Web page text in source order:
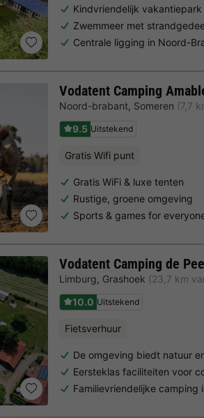
Kindvriendelijk
Zwemmeer met
Centrale ligging in Noord-
Vodatent Camping
Noord-brabant, Someren (7,7
9.5 Uitstekend
Gratis Wifi punt
Gratis WiFi & luxe tenten
Rustige, groene omgeving
Sports & games for
Vodatent Camping de
Limburg, Grashoek (23,7 km
10.0 Uitstekend
Fietsverhuur
De omgeving biedt natuur
Eersteklas faciliteiten voor
Familievriendelijke camping